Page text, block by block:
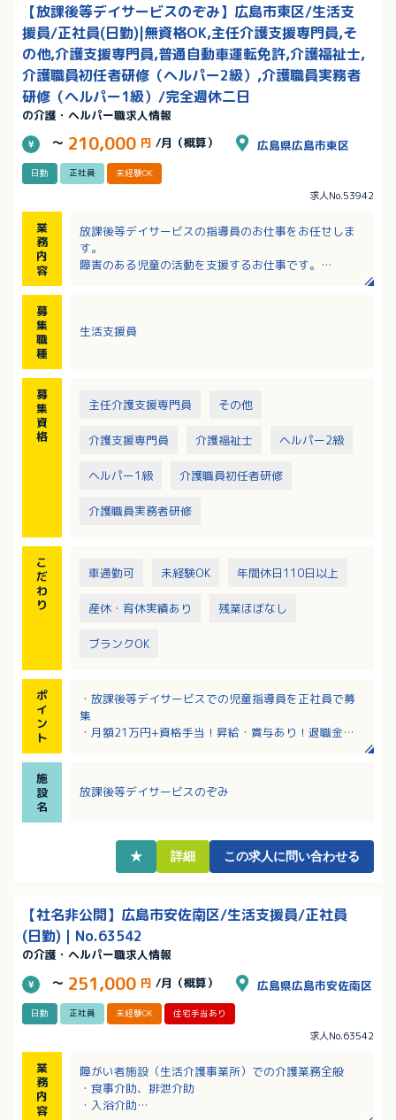
【放課後等デイサービスのぞみ】広島市東区/生活支
援員/正社員(日勤)|無資格OK,主任介護支援専門員,そ
の他,介護支援専門員,普通自動車運転免許,介護福祉士,
介護職員初任者研修（ヘルパー2級）,介護職員実務者
研修（ヘルパー1級）/完全週休二日
の介護・ヘルパー職求人情報
～ 210,000 円 /月（概算） 広島県広島市東区
日勤 正社員 未経験OK
求人No.53942
業
務
内
容
放課後等デイサービスの指導員のお仕事をお任せしま
す。
障害のある児童の活動を支援するお仕事です。
・お茶やお花など心を育てるプログラム
募
集
職
種
生活支援員
募
集
資
格
主任介護支援専門員 その他
介護支援専門員 介護福祉士 ヘルパー2級
ヘルパー1級 介護職員初任者研修
介護職員実務者研修
こ
だ
わ
り
車通勤可 未経験OK 年間休日110日以上
産休・育休実績あり 残業ほぼなし
ブランクOK
ポ
イ
ン
ト
・放課後等デイサービスでの児童指導員を正社員で募
集
・月額21万円+資格手当！昇給・賞与あり！退職金制
ません！家事や育児と両立しやすいお仕事
・「子どもが好き」という気持ちやお人柄重視の採用
種・2種）保持者歓迎
施
設
名
放課後等デイサービスのぞみ
★ 詳細 この求人に問い合わせる
【社名非公開】広島市安佐南区/生活支援員/正社員
(日勤)｜No.63542
の介護・ヘルパー職求人情報
～ 251,000 円 /月（概算） 広島県広島市安佐南区
日勤 正社員 未経験OK 住宅手当あり
求人No.63542
業
務
内
容
障がい者施設（生活介護事業所）での介護業務全般
・食事介助、排泄介助
・入浴介助